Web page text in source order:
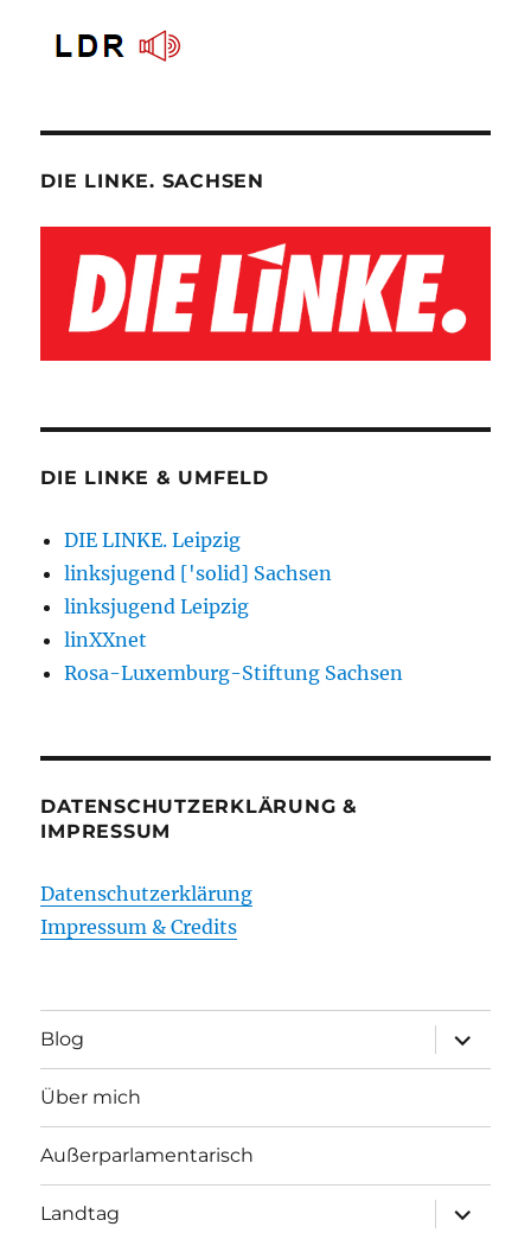
DIE LINKE. SACHSEN
DIE LINKE & UMFELD
DIE LINKE. Leipzig
linksjugend ['solid] Sachsen
linksjugend Leipzig
linXXnet
Rosa-Luxemburg-Stiftung Sachsen
DATENSCHUTZERKLÄRUNG &
IMPRESSUM
Datenschutzerklärung
Impressum & Credits
Blog
öffnen
Über mich
Außerparlamentarisch
Landtag
öffnen